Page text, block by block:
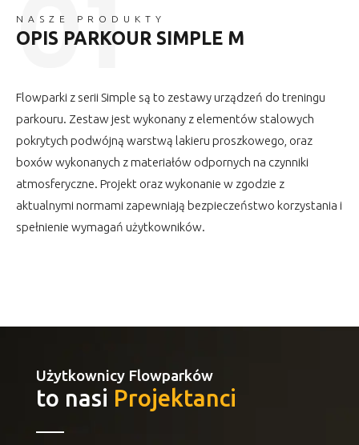
NASZE PRODUKTY
OPIS PARKOUR SIMPLE M
Flowparki z serii Simple są to zestawy urządzeń do treningu
parkouru. Zestaw jest wykonany z elementów stalowych
pokrytych podwójną warstwą lakieru proszkowego, oraz
boxów wykonanych z materiałów odpornych na czynniki
atmosferyczne. Projekt oraz wykonanie w zgodzie z
aktualnymi normami zapewniają bezpieczeństwo korzystania i
spełnienie wymagań użytkowników.
Użytkownicy Flowparków
to nasi Projektanci